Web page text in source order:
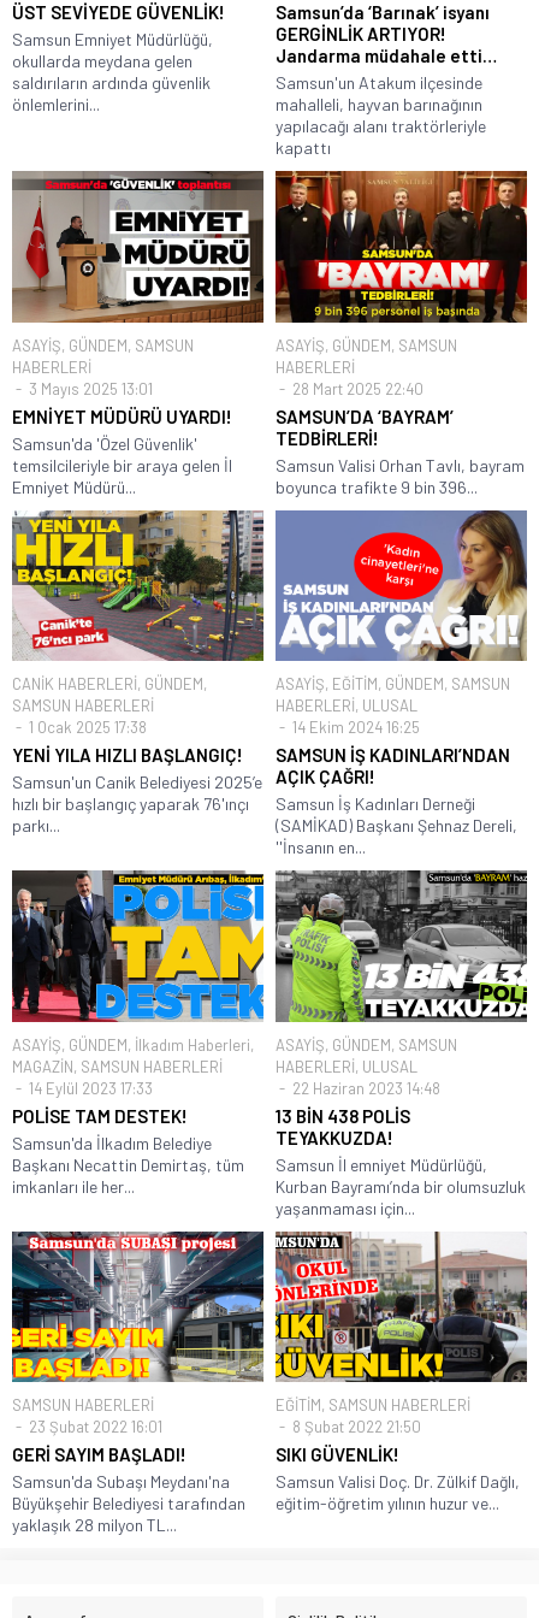
ÜST SEVİYEDE GÜVENLİK!
Samsun Emniyet Müdürlüğü,
okullarda meydana gelen
saldırıların ardında güvenlik
önlemlerini...
Samsun’da ‘Barınak’ isyanı
GERGİNLİK ARTIYOR!
Jandarma müdahale etti…
Samsun'un Atakum ilçesinde
mahalleli, hayvan barınağının
yapılacağı alanı traktörleriyle
kapattı
ASAYİŞ, GÜNDEM, SAMSUN
HABERLERİ
3 Mayıs 2025 13:01
EMNİYET MÜDÜRÜ UYARDI!
Samsun'da 'Özel Güvenlik'
temsilcileriyle bir araya gelen İl
Emniyet Müdürü...
ASAYİŞ, GÜNDEM, SAMSUN
HABERLERİ
28 Mart 2025 22:40
SAMSUN’DA ‘BAYRAM’
TEDBİRLERİ!
Samsun Valisi Orhan Tavlı, bayram
boyunca trafikte 9 bin 396...
CANİK HABERLERİ, GÜNDEM,
SAMSUN HABERLERİ
1 Ocak 2025 17:38
YENİ YILA HIZLI BAŞLANGIÇ!
Samsun'un Canik Belediyesi 2025’e
hızlı bir başlangıç yaparak 76'ınçı
parkı...
ASAYİŞ, EĞİTİM, GÜNDEM, SAMSUN
HABERLERİ, ULUSAL
14 Ekim 2024 16:25
SAMSUN İŞ KADINLARI’NDAN
AÇIK ÇAĞRI!
Samsun İş Kadınları Derneği
(SAMİKAD) Başkanı Şehnaz Dereli,
''İnsanın en...
ASAYİŞ, GÜNDEM, İlkadım Haberleri,
MAGAZİN, SAMSUN HABERLERİ
14 Eylül 2023 17:33
POLİSE TAM DESTEK!
Samsun'da İlkadım Belediye
Başkanı Necattin Demirtaş, tüm
imkanları ile her...
ASAYİŞ, GÜNDEM, SAMSUN
HABERLERİ, ULUSAL
22 Haziran 2023 14:48
13 BİN 438 POLİS
TEYAKKUZDA!
Samsun İl emniyet Müdürlüğü,
Kurban Bayramı’nda bir olumsuzluk
yaşanmaması için...
SAMSUN HABERLERİ
23 Şubat 2022 16:01
GERİ SAYIM BAŞLADI!
Samsun'da Subaşı Meydanı'na
Büyükşehir Belediyesi tarafından
yaklaşık 28 milyon TL...
EĞİTİM, SAMSUN HABERLERİ
8 Şubat 2022 21:50
SIKI GÜVENLİK!
Samsun Valisi Doç. Dr. Zülkif Dağlı,
eğitim-öğretim yılının huzur ve...